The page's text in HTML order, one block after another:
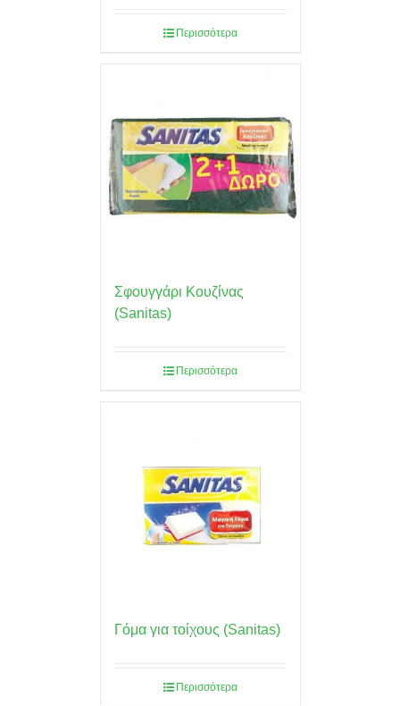
Περισσότερα
Σφουγγάρι Κουζίνας
(Sanitas)
Περισσότερα
Γόμα για τοίχους (Sanitas)
Περισσότερα